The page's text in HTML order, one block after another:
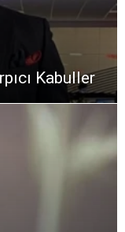
Kabuller